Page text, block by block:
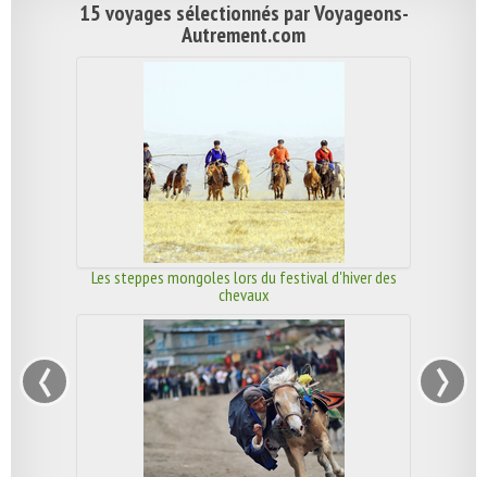
15 voyages sélectionnés par Voyageons-
Autrement.com
Les steppes mongoles lors du festival d'hiver des
chevaux
‹ ›